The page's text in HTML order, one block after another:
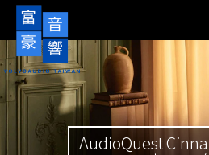
AudioQuest